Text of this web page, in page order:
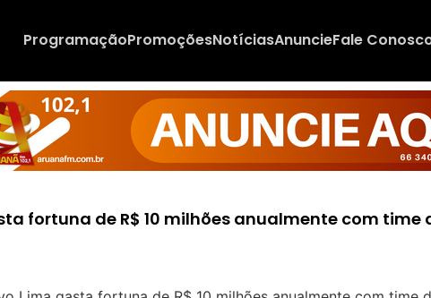
ProgramaçãoPromoçõesNotíciasAnuncieFale
fortuna de R$ 10 milhões anualmente com